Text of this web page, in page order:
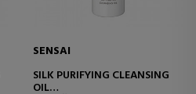
SENSAI
SILK PURIFYING CLEANSING
OIL